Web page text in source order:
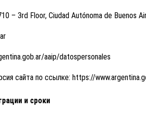
– 3rd Floor, Ciudad Autónoma de Buenos
aaip/datospersonales
сайта по ссылке: https://
и сроки